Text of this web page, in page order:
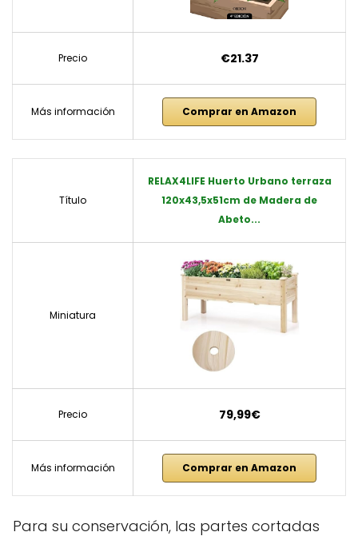
Precio €21.37
Más información Comprar en Amazon
Título
RELAX4LIFE Huerto Urbano terraza
120x43,5x51cm de Madera de
Abeto...
Miniatura
Precio 79,99€
Más información Comprar en Amazon
Para su conservación, las partes cortadas